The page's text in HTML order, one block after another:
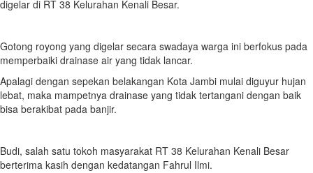
digelar di RT 38 Kelurahan Kenali Besar.
Gotong royong yang digelar secara swadaya warga ini berfokus pada
memperbaiki drainase air yang tidak lancar.
Apalagi dengan sepekan belakangan Kota Jambi mulai diguyur hujan
lebat, maka mampetnya drainase yang tidak tertangani dengan baik
bisa berakibat pada banjir.
Budi, salah satu tokoh masyarakat RT 38 Kelurahan Kenali Besar
berterima kasih dengan kedatangan Fahrul Ilmi.